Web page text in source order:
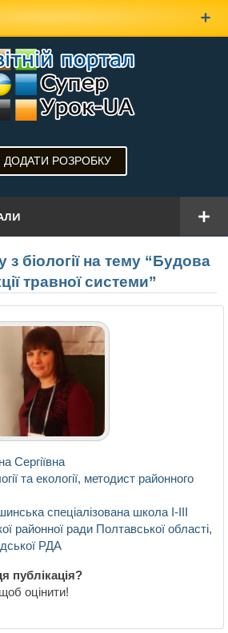
ДОДАТИ РОЗРОБКУ
з біології на тему “Будова
травної системи”
Сергіївна
та екології, методист районного
спеціалізована школа І-ІІІ
районної ради Полтавської області,
РДА
публікація?
оцінити!